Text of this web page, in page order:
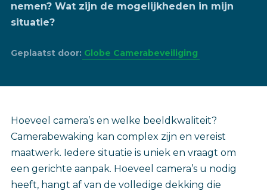
nemen? Wat zijn de mogelijkheden in mijn
situatie?
Geplaatst door: Globe Camerabeveiliging
Hoeveel camera’s en welke beeldkwaliteit?
Camerabewaking kan complex zijn en vereist
maatwerk. Iedere situatie is uniek en vraagt om
een gerichte aanpak. Hoeveel camera’s u nodig
heeft, hangt af van de volledige dekking die